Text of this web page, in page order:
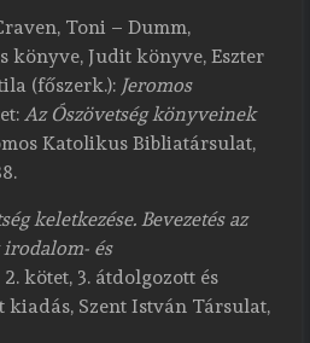
Toni – Dumm,
könyve, Judit könyve, Eszter
(főszerk.): Jeromos
Az Ószövetség könyveinek
Katolikus Bibliatársulat,
keletkezése. Bevezetés az
és
2. kötet, 3. átdolgozott és
Szent István Társulat,